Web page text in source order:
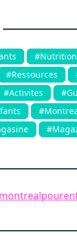
#Nutrition
#Ressources
#Activites